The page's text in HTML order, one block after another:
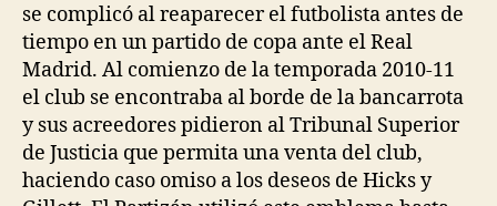
se complicó al reaparecer el futbolista antes de
tiempo en un partido de copa ante el Real
Madrid. Al comienzo de la temporada 2010-11
el club se encontraba al borde de la bancarrota
y sus acreedores pidieron al Tribunal Superior
de Justicia que permita una venta del club,
haciendo caso omiso a los deseos de Hicks y